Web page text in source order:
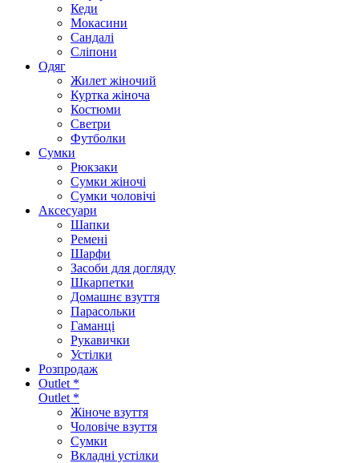
Кеди
Мокасини
Сандалі
Сліпони
Одяг
Жилет жіночий
Куртка жіноча
Костюми
Светри
Футболки
Сумки
Рюкзаки
Сумки жіночі
Сумки чоловічі
Аксеcуари
Шапки
Ремені
Шарфи
Засоби для догляду
Шкарпетки
Домашнє взуття
Парасольки
Гаманці
Рукавички
Устілки
Розпродаж
Outlet *
Outlet *
Жіноче взуття
Чоловіче взуття
Сумки
Вкладні устілки